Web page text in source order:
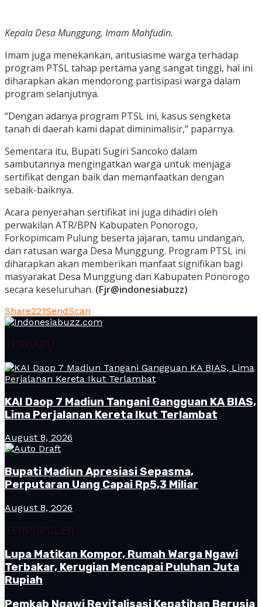
Kepala Desa Munggung, Imam Mahfudin.
Imam juga menekankan, antusiasme warga terhadap
program PTSL tahap pertama yang sangat tinggi, hal ini
diharapkan akan mendorong partisipasi warga dalam
program selanjutnya.
“Dengan adanya program PTSL ini, kasus sengketa
tanah di daerah kami dapat diminimalisir,” paparnya.
Sementara itu, Bupati Sugiri Sancoko dalam
sambutannya mengingatkan warga untuk menjaga
sertifikat dengan baik dan memanfaatkan dengan
sebaik-baiknya.
Acara penyerahan sertifikat ini juga dihadiri oleh
perwakilan ATR/BPN Kabupaten Ponorogo,
Forkopimcam Pulung beserta jajaran, tamu undangan,
dan ratusan warga Desa Munggung. Program PTSL ini
diharapkan akan memberikan manfaat signifikan bagi
masyarakat Desa Munggung dan Kabupaten Ponorogo
secara keseluruhan. (Fjr@indonesiabuzz)
Share221SendScan
TERBARU
KAI Daop 7 Madiun Tangani Gangguan KA BIAS,
Lima Perjalanan Kereta Ikut Terlambat
August 8, 2026
Bupati Madiun Apresiasi Sepasma,
Perputaran Uang Capai Rp5,3 Miliar
August 8, 2026
TERPOPULER
Lupa Matikan Kompor, Rumah Warga Ngawi
Terbakar, Kerugian Mencapai Puluhan Juta
Rupiah
Pemkab Ngawi Revitalisasi Kepatihan Berusia